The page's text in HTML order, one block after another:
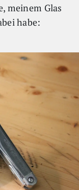
meinem Glas
habe: